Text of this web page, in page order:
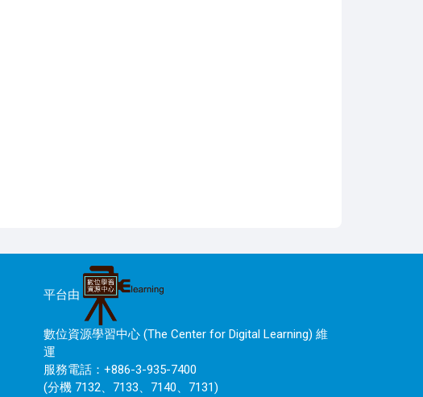
平台由
數位資源學習中心 (The Center for Digital Learning) 維
運
服務電話：+886-3-935-7400
(分機 7132、7133、7140、7131)